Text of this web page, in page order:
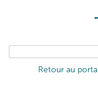
Retour au